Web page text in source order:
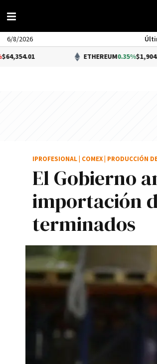
6/8/2026
ETHEREUM0.35%$1,904.17
El Gobierno
importación
terminados
IPROFESIONAL COMEX PRODUCCIÓN